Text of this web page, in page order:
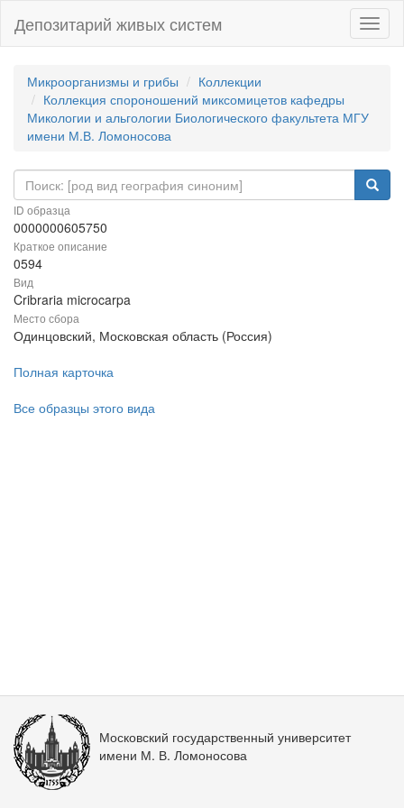
Депозитарий живых систем
Микроорганизмы и грибы
Коллекции
Коллекция спороношений миксомицетов кафедры
Микологии и альгологии Биологического факультета МГУ
имени М.В. Ломоносова
ID образца
0000000605750
Краткое описание
0594
Вид
Cribraria microcarpa
Место сбора
Одинцовский, Московская область (Россия)
Полная карточка
Все образцы этого вида
Московский государственный университет
имени М. В. Ломоносова